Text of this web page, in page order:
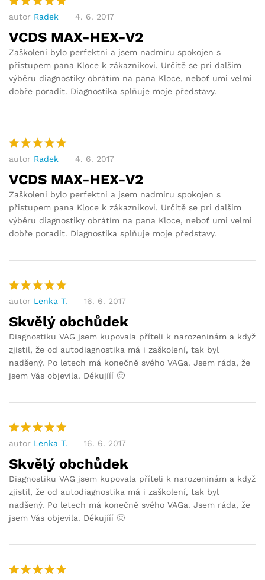
Hodnocení
5z 5
autor Radek 4. 6. 2017
VCDS MAX-HEX-V2
Zaškoleni bylo perfektni a jsem nadmiru spokojen s
přistupem pana Kloce k zákaznikovi. Určitě se pri dalšim
výběru diagnostiky obrátím na pana Kloce, neboť umi velmi
dobře poradit. Diagnostika splňuje moje představy.
Hodnocení
5z 5
autor Radek 4. 6. 2017
VCDS MAX-HEX-V2
Zaškoleni bylo perfektni a jsem nadmiru spokojen s
přistupem pana Kloce k zákaznikovi. Určitě se pri dalšim
výběru diagnostiky obrátím na pana Kloce, neboť umi velmi
dobře poradit. Diagnostika splňuje moje představy.
Hodnocení
5z 5
autor Lenka T. 16. 6. 2017
Skvělý obchůdek
Diagnostiku VAG jsem kupovala příteli k narozeninám a když
zjistil, že od autodiagnostika má i zaškolení, tak byl
nadšený. Po letech má konečně svého VAGa. Jsem ráda, že
jsem Vás objevila. Děkujííí 🙂
Hodnocení
5z 5
autor Lenka T. 16. 6. 2017
Skvělý obchůdek
Diagnostiku VAG jsem kupovala příteli k narozeninám a když
zjistil, že od autodiagnostika má i zaškolení, tak byl
nadšený. Po letech má konečně svého VAGa. Jsem ráda, že
jsem Vás objevila. Děkujííí 🙂